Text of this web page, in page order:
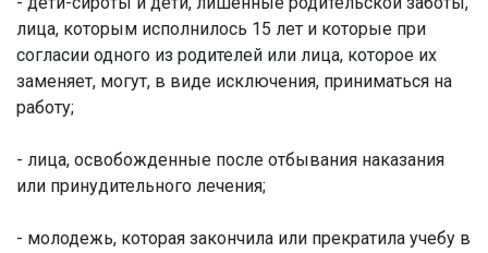
лица, которым исполнилось 15 лет и которые при
согласии одного из родителей или лица, которое их
заменяет, могут, в виде исключения, приниматься на
работу;
- лица, освобожденные после отбывания наказания
или принудительного лечения;
- молодежь, которая закончила или прекратила учебу в